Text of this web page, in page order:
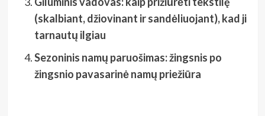
(skalbiant, džiovinant ir sandėliuojant), kad ji
tarnautų ilgiau
Sezoninis namų paruošimas: žingsnis po
žingsnio pavasarinė namų priežiūra